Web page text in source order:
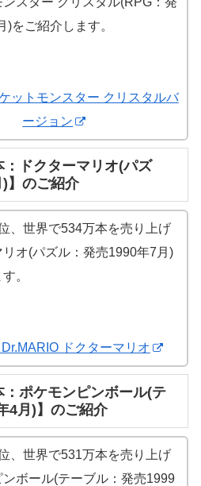
)をご紹介します。
ットモンスター クリスタルバ
ージョン
：ドクターマリオ(パズ
】のご紹介
、世界で534万本を売り上げ
オ(パズル：発売1990年7月)
。
ドクターマリオ
：ポケモンピンボール(テ
4月)】のご紹介
、世界で531万本を売り上げ
ボール(テーブル：発売1999